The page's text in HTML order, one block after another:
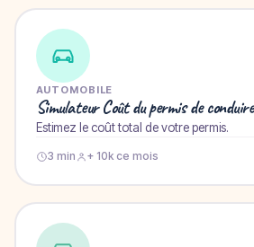
AUTOMOBILE
Simulateur Coût du permis de conduire
Estimez le coût total de votre permis.
3 min + 10k ce mois